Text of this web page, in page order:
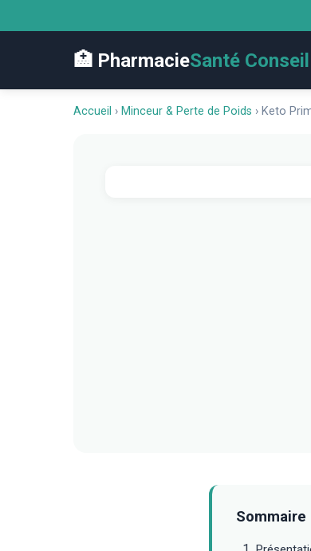
🏥 PharmacieSanté Conseil
Accueil › Minceur & Perte de Poids › Keto
Sommaire